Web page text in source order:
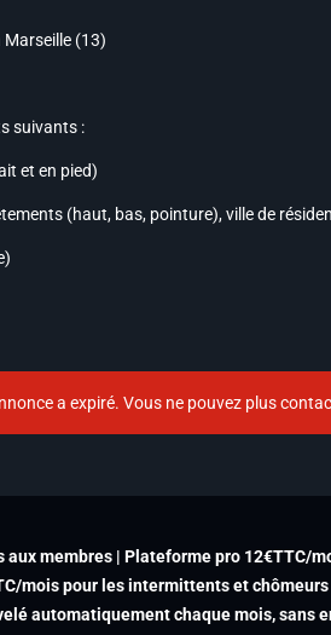
Marseille (13)
suivants :
et en pied)
(haut, bas, pointure), ville de
a expiré. Vous ne pouvez plus
aux membres | Plateforme pro 12€TTC/
mois pour les intermittents et chômeurs
automatiquement chaque mois, sans